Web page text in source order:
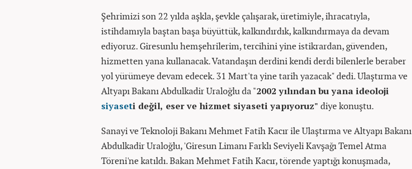
Şehrimizi son 22 yılda aşkla, şevkle çalışarak, üretimiyle, ihracatıyla,
istihdamıyla baştan başa büyüttük, kalkındırdık, kalkındırmaya da devam
ediyoruz. Giresunlu hemşehrilerim, tercihini yine istikrardan, güvenden,
hizmetten yana kullanacak. Vatandaşın derdini kendi derdi bilenlerle beraber
yol yürümeye devam edecek. 31 Mart'ta yine tarih yazacak" dedi. Ulaştırma ve
Altyapı Bakanı Abdulkadir Uraloğlu da "2002 yılından bu yana ideoloji
siyaseti değil, eser ve hizmet siyaseti yapıyoruz" diye konuştu.
Sanayi ve Teknoloji Bakanı Mehmet Fatih Kacır ile Ulaştırma ve Altyapı Bakanı
Abdulkadir Uraloğlu, 'Giresun Limanı Farklı Seviyeli Kavşağı Temel Atma
Töreni'ne katıldı. Bakan Mehmet Fatih Kacır, törende yaptığı konuşmada,